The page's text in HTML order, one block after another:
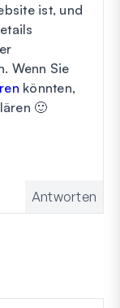
ist, und
Wenn Sie
könnten,
🙂
Antworten